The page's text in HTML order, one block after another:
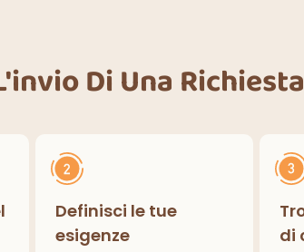
Di Una Richiesta
Definisci le tue
esigenze
di